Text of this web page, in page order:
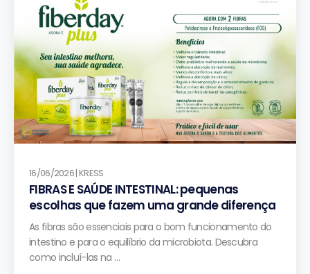
16/06/2026 | KRESS
FIBRAS E SAÚDE INTESTINAL: pequenas
escolhas que fazem uma grande diferença
As fibras são essenciais para o bom funcionamento do
intestino e para o equilíbrio da microbiota. Descubra
como incluí-las na …